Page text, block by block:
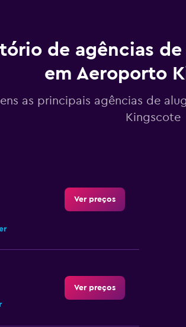
de agências
em Aeroporto
as principais agências de
Kingscote
Ver preços
Ver preços